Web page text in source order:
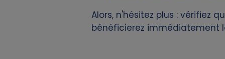
Alors, n'hésitez plus : vérifiez
bénéficierez immédiatement